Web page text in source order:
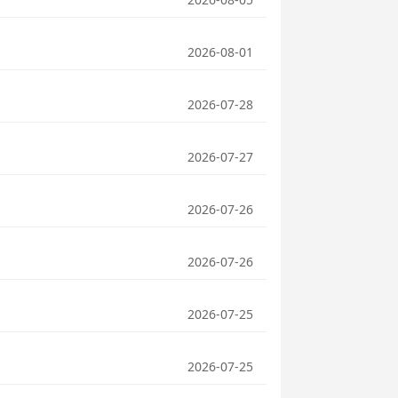
2026-08-01
2026-07-28
2026-07-27
2026-07-26
2026-07-26
2026-07-25
2026-07-25